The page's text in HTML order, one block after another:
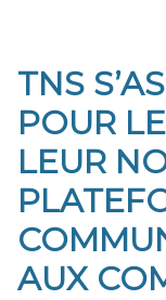
TNS
POUR
LEUR
AUX